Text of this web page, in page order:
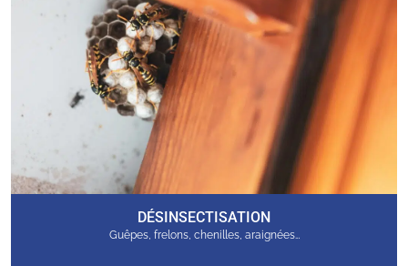
DÉSINSECTISATION
Guêpes, frelons, chenilles, araignées…